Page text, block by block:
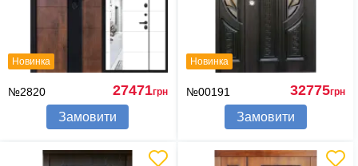
Новинка
№2820 27471грн
Замовити
Новинка
№00191 32775грн
Замовити